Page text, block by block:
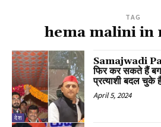
TAG
hema malini in
देश
Samajwadi
फिर कर सकते हैं
प्रत्याशी बदल
April 5, 2024